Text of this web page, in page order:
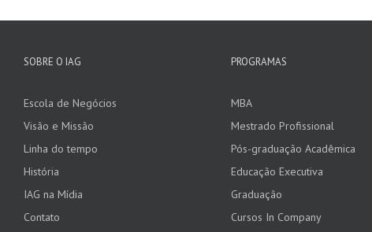
SOBRE O IAG
Escola de Negócios
Visão e Missão
Linha do tempo
História
IAG na Mídia
Contato
PROGRAMAS
MBA
Mestrado Profissional
Pós-graduação Acadêmica
Educação Executiva
Graduação
Cursos In Company